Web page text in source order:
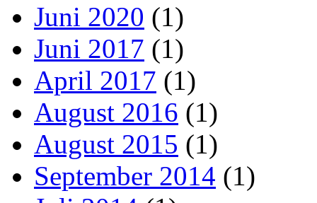
Juni 2020 (1)
Juni 2017 (1)
April 2017 (1)
August 2016 (1)
August 2015 (1)
September 2014 (1)